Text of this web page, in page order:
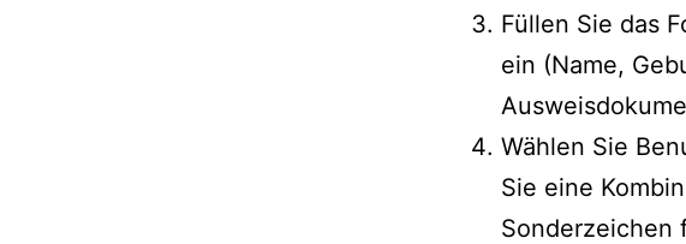
Füllen Sie das
ein (Name,
Wählen Sie
Sie eine
Sonderzeichen